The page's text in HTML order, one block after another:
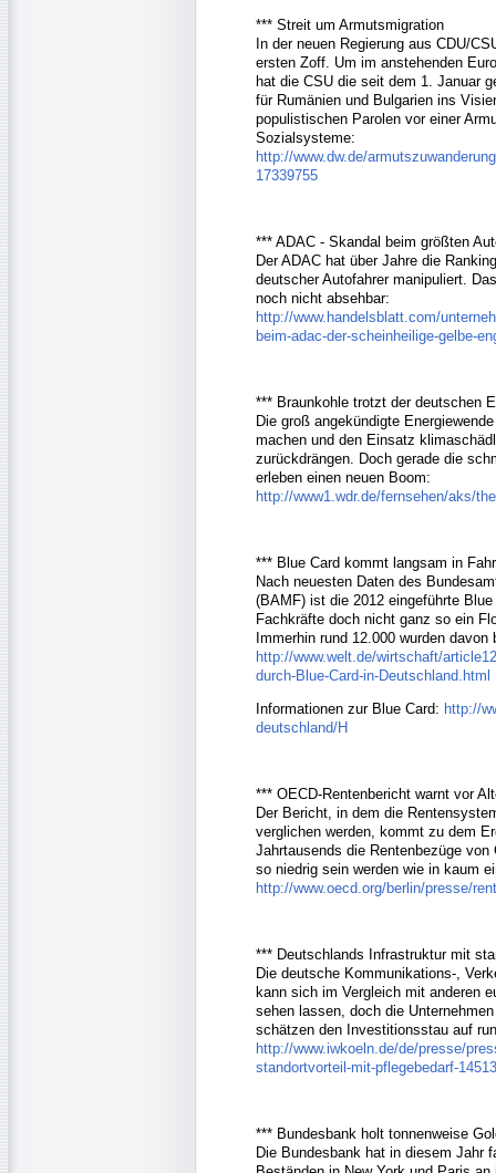
*** Streit um Armutsmigration
In der neuen Regierung aus CDU/
ersten Zoff. Um im anstehenden
hat die CSU die seit dem 1. Januar
für Rumänien und Bulgarien ins
populistischen Parolen vor einer
Sozialsysteme:
http://www.dw.de/
17339755
*** ADAC - Skandal beim größten
Der ADAC hat über Jahre die
deutscher Autofahrer manipuliert.
noch nicht absehbar:
http://www.handelsblatt.com/
beim-adac-der-scheinheilige-gelbe-
*** Braunkohle trotzt der deutschen
Die groß angekündigte
machen und den Einsatz
zurückdrängen. Doch gerade die
erleben einen neuen Boom:
http://www1.wdr.de/fernsehen/aks/
*** Blue Card kommt langsam in
Nach neuesten Daten des
(BAMF) ist die 2012 eingeführte
Fachkräfte doch nicht ganz so ein
Immerhin rund 12.000 wurden davon
http://www.welt.de/wirtschaft/
durch-Blue-Card-in-Deutschland.html
Informationen zur Blue Card: http://
deutschland/H
*** OECD-Rentenbericht warnt vor
Der Bericht, in dem die
verglichen werden, kommt zu dem
Jahrtausends die Rentenbezüge
so niedrig sein werden wie in kaum
http://www.oecd.org/berlin/presse/
*** Deutschlands Infrastruktur mit
Die deutsche Kommunikations-,
kann sich im Vergleich mit anderen
sehen lassen, doch die
schätzen den Investitionsstau auf
http://www.iwkoeln.de/de/presse/
standortvorteil-mit-pflegebedarf-
*** Bundesbank holt tonnenweise
Die Bundesbank hat in diesem Jahr